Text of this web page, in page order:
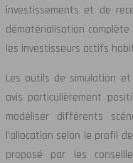
investissements et de
dématérialisation
les investisseurs actifs
Les outils de simulation et
avis particulièrement
modéliser différents
l’allocation selon le profil
proposé par les